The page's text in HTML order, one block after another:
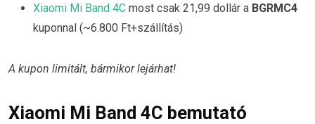
Xiaomi Mi Band 4C most csak 21,99 dollár a BGRMC4
kuponnal (~6.800 Ft+szállítás)
A kupon limitált, bármikor lejárhat!
Xiaomi Mi Band 4C bemutató